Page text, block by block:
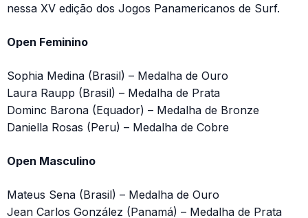
nessa XV edição dos Jogos Panamericanos de Surf.
Open Feminino
Sophia Medina (Brasil) – Medalha de Ouro
Laura Raupp (Brasil) – Medalha de Prata
Dominc Barona (Equador) – Medalha de Bronze
Daniella Rosas (Peru) – Medalha de Cobre
Open Masculino
Mateus Sena (Brasil) – Medalha de Ouro
Jean Carlos González (Panamá) – Medalha de Prata